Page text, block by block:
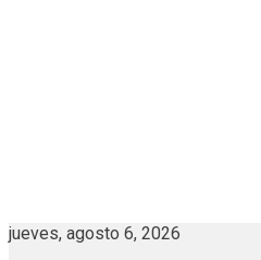
jueves, agosto 6, 2026